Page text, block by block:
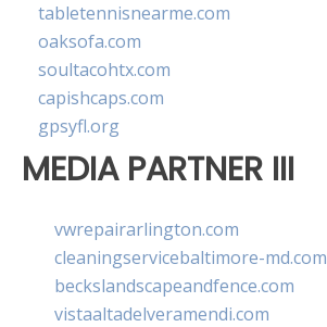
tabletennisnearme.com
oaksofa.com
soultacohtx.com
capishcaps.com
gpsyfl.org
MEDIA PARTNER III
vwrepairarlington.com
cleaningservicebaltimore-md.com
beckslandscapeandfence.com
vistaaltadelveramendi.com